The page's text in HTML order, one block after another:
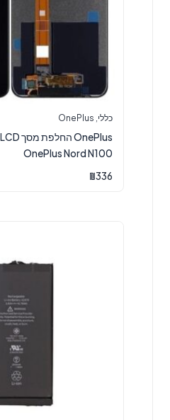
כללי,
OnePlus
OnePlus Nord N100
₪336